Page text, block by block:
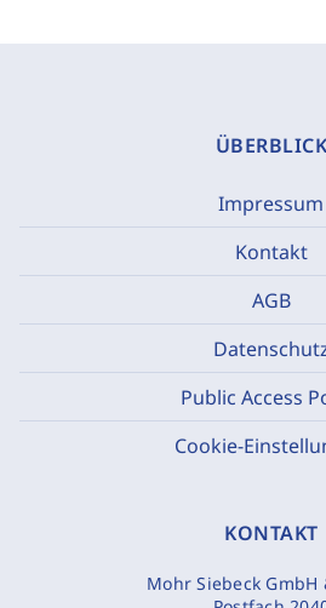
ÜBERBLICK
Impressum
Kontakt
AGB
Public Access
Cookie-
KONTAKT
Mohr Siebeck GmbH